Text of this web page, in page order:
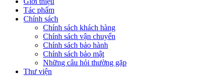
Tác phẩm
Chính sách
Chính sách khách hàng
Chính sách vận chuyển
Chính sách bảo hành
Chính sách bảo mật
Những câu hỏi thường gặp
Thư viện